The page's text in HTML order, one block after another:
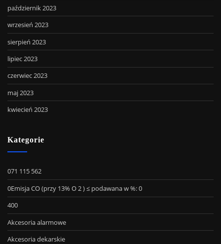
październik 2023
wrzesień 2023
sierpień 2023
lipiec 2023
czerwiec 2023
maj 2023
kwiecień 2023
Kategorie
071 115 562
0Emisja CO (przy 13% O 2 ) ≤ podawana w %: 0
400
Akcesoria alarmowe
Akcesoria dekarskie